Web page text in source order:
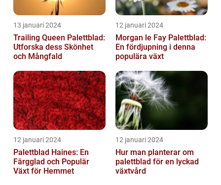
13 januari 2024
Trailing Queen Palettblad:
Utforska dess Skönhet
och Mångfald
12 januari 2024
Morgan le Fay Palettblad:
En fördjupning i denna
populära växt
12 januari 2024
Palettblad Haines: En
Färgglad och Populär
Växt för Hemmet
12 januari 2024
Hur man planterar om
palettblad för en lyckad
växtvård